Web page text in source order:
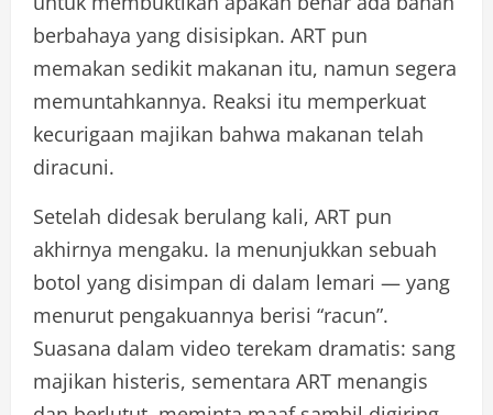
berbahaya yang disisipkan. ART pun
memakan sedikit makanan itu, namun segera
memuntahkannya. Reaksi itu memperkuat
kecurigaan majikan bahwa makanan telah
diracuni.
Setelah didesak berulang kali, ART pun
akhirnya mengaku. Ia menunjukkan sebuah
botol yang disimpan di dalam lemari — yang
menurut pengakuannya berisi “racun”.
Suasana dalam video terekam dramatis: sang
majikan histeris, sementara ART menangis